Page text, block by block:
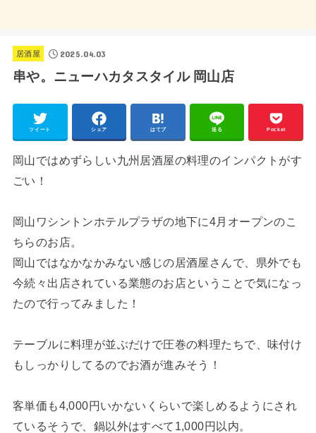
居酒屋 2025.04.03
串や。ニューハカタスタイル 岡山店
ツイート シェア はてブ 送る Pocket
岡山ではめずらしい九州居酒屋の料理のインパクトがす
ごい！
岡山ワシントンホテルプラザの地下に4月オープンのこ
ちらのお店。
岡山ではなかなかみない感じの居酒屋さんで、県外でも
今続々出店されている業態のお店ということで気になっ
たので行ってみました！
テーブルに料理が並ぶだけで圧巻の料理たちで、味付け
もしっかりしてるのでお酒が進みそう！
客単価も4,000円いかないくらいで楽しめるようにされ
ているそうで、鍋以外はすべて1,000円以内。